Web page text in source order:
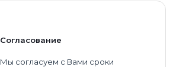
Согласование
Мы согласуем с Вами сроки